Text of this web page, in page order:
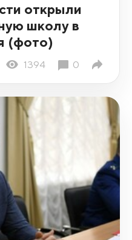
открыли
школу в
(фото)
1394 0